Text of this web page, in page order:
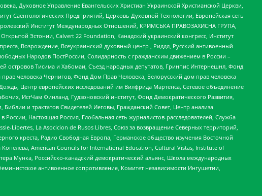
Духовное Управление Евангельских Христиан Украинской Христианской Церкви,
Саентологических Предприятий, Церковь Духовной Технологии, Европейская сеть
Институт Международных Отношений, КРИМСЬКА ПРАВОЗАХИСНА ГРУПА,
Эстонии, Calvert 22 Foundation, Канадский украинский конгресс, Институт
Возрождение, Всеукраинский духовный центр , Риддл, Русский антивоенный
Народов ПостРоссии, Солидарность с гражданским движением в России –
островов Тисима и Хабомаи, Съезд народных депутатов, Гринпис Интернешнл, Фонд
человека Чернигов, Фонд Дом Прав Человека, Белорусский дом прав человека
Центр европейских исследований им Вилфрида Мартенса, Сетевое объединение
ИстЧам Финланд, Гудзоновский институт, Фонд Демократического Развития,
и трактатов Свидетелей Иеговы, Гражданский Совет, Центр анализа
Настоящая Россия, Глобальная сеть журналистов-расследователей, Служба
Libertes, La Asocicion de Rusos Libres, Союз за возвращение Северных территорий,
креста, Радио Свободная Европа, Германское общество изучения Восточной
American Councils for International Education, Cultural Vistas, Institute of
Мунка, Российско-канадский демократический альянс, Школа международных
антивоенное сопротивление, Комитет независимости Ингушетии,